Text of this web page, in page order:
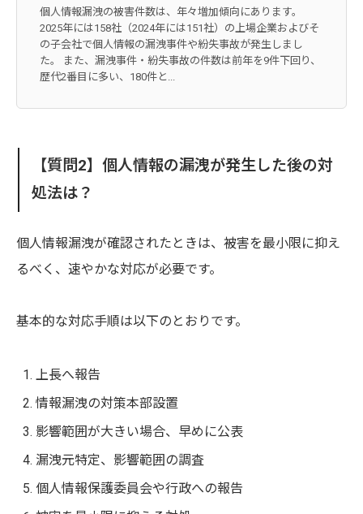
個人情報漏洩の被害件数は、年々増加傾向にあります。
2025年には158社（2024年には151社）の上場企業およびそ
の子会社で個人情報の漏洩事件や紛失事故が発生しまし
た。 また、漏洩事件・紛失事故の件数は前年を9件下回り、
歴代2番目に多い、180件と...
【質問2】個人情報の漏洩が発生した後の対
処法は？
個人情報漏洩が確認されたときは、被害を最小限に抑え
るべく、速やかな対応が必要です。
基本的な対応手順は以下のとおりです。
上長へ報告
情報漏洩の対策本部設置
影響範囲が大きい場合、早めに公表
漏洩元特定、影響範囲の調査
個人情報保護委員会や行政への報告